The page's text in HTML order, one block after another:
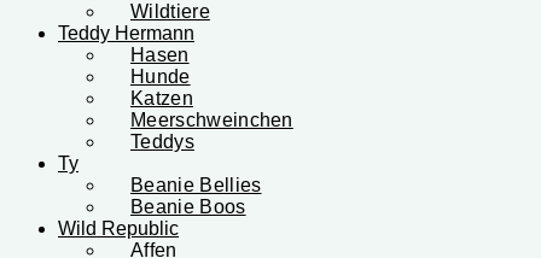
Wildtiere
Teddy Hermann
Hasen
Hunde
Katzen
Meerschweinchen
Teddys
Ty
Beanie Bellies
Beanie Boos
Wild Republic
Affen